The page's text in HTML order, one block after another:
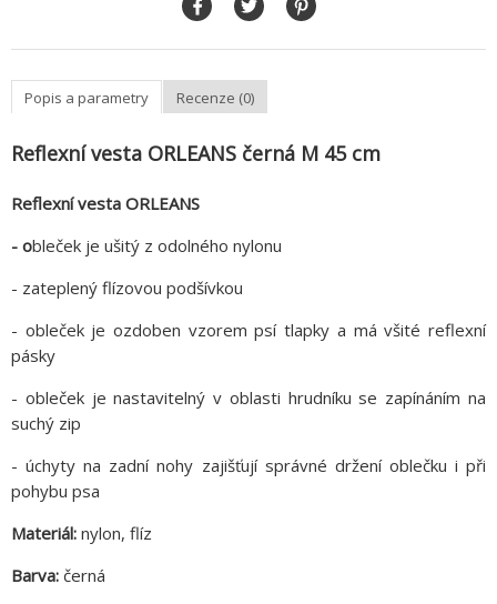
Popis a parametry Recenze (0)
Reflexní vesta ORLEANS černá M 45 cm
Reflexní vesta ORLEANS
- obleček je ušitý z odolného nylonu
- zateplený flízovou podšívkou
- obleček je ozdoben vzorem psí tlapky a má všité reflexní
pásky
- obleček je nastavitelný v oblasti hrudníku se zapínáním na
suchý zip
- úchyty na zadní nohy zajišťují správné držení oblečku i při
pohybu psa
Materiál: nylon, flíz
Barva: černá